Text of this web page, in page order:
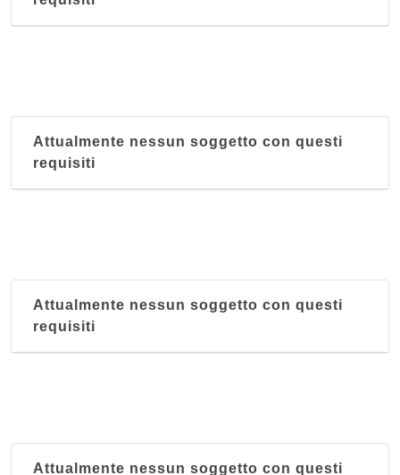
Attualmente nessun soggetto con questi
requisiti
Attualmente nessun soggetto con questi
requisiti
Attualmente nessun soggetto con questi